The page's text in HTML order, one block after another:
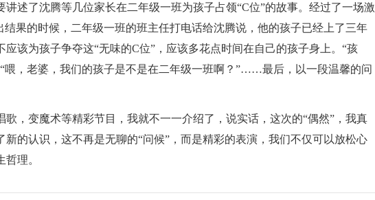
述了沈腾等几位家长在二年级一班为孩子占领“C位”的故事。经过了一场激
结果的时候，二年级一班的班主任打电话给沈腾说，他的孩子已经上了三年
该为孩子争夺这“无味的C位”，应该多花点时间在自己的孩子身上。“孩
喂，老婆，我们的孩子是不是在二年级一班啊？”……最后，以一段温馨的问
歌，变魔术等精彩节目，我就不一一介绍了，说实话，这次的“偶然”，我真
新的认识，这不再是无聊的“问候”，而是精彩的表演，我们不仅可以放松心
理。